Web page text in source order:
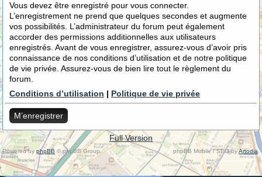
Vous devez être enregistré pour vous connecter.
L’enregistrement ne prend que quelques secondes et augmente
vos possibilités. L’administrateur du forum peut également
accorder des permissions additionnelles aux utilisateurs
enregistrés. Avant de vous enregistrer, assurez-vous d’avoir pris
connaissance de nos conditions d’utilisation et de notre politique
de vie privée. Assurez-vous de bien lire tout le règlement du
forum.
Conditions d’utilisation | Politique de vie privée
M’enregistrer
Full Version
Powered byphpBB © phpBB Group. phpBB Mobile / SEO byArtodia .